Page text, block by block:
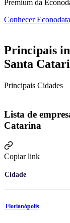
Premium da
Conhecer
Principais
Santa
Principais Cidades
Lista de
Catarina
Copiar link
Cidade
Florianópolis